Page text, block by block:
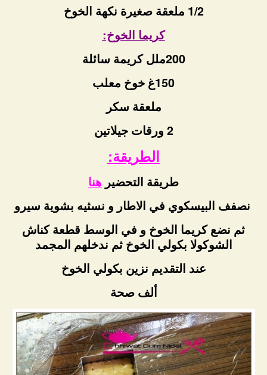
1/2 ملعقة صغيرة نكهة الخوخ
كريما الخوخ:
200ملل كريمة سائلة
150غ خوخ معلب
ملعقة سكر
2 ورقات جيلاتين
الطريقة:
طريقة التحضير هنا
نصفف البيسكوي في الاطار و نسثيه بشوية سيرو
ثم نضع كريما الخوخ و في الوسط قطعة كناش
الشوكولا بكولي الخوخ ثم ندخلهم المجمد
عند التقديم نزين بكولي الخوخ
ألف صحة